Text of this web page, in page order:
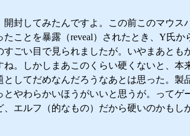
開封してみたんですよ。この前このマウス
たことを暴露（reveal）されたとき、Y氏か
すごい目で見られましたが。いやまあとも
ね。しかしまあこのくらい硬くないと、本
としてだめなんだろうなあとは思った。製
とやわらかいほうがいいと思うが。ってゲ
エルフ（的なもの）だから硬いのかもし